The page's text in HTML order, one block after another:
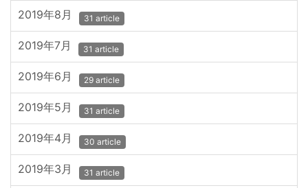
2019年8月 31 article
2019年7月 31 article
2019年6月 29 article
2019年5月 31 article
2019年4月 30 article
2019年3月 31 article